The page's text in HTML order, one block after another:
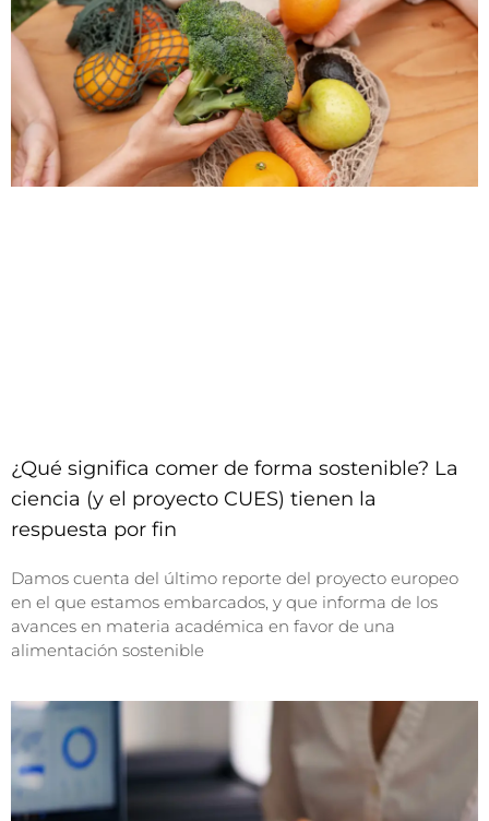
¿Qué significa comer de forma sostenible? La
ciencia (y el proyecto CUES) tienen la
respuesta por fin
Damos cuenta del último reporte del proyecto europeo
en el que estamos embarcados, y que informa de los
avances en materia académica en favor de una
alimentación sostenible